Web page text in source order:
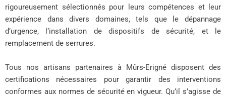
rigoureusement sélectionnés pour leurs compétences et leur
expérience dans divers domaines, tels que le dépannage
d’urgence, l’installation de dispositifs de sécurité, et le
remplacement de serrures.
Tous nos artisans partenaires à Mûrs-Erigné disposent des
certifications nécessaires pour garantir des interventions
conformes aux normes de sécurité en vigueur. Qu’il s’agisse de